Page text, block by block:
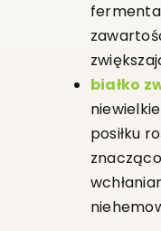
białko
posiłku